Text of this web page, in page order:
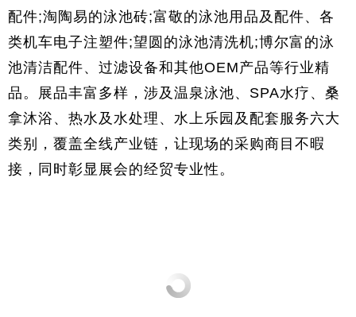
配件;淘陶易的泳池砖;富敬的泳池用品及配件、各
类机车电子注塑件;望圆的泳池清洗机;博尔富的泳
池清洁配件、过滤设备和其他OEM产品等行业精
品。展品丰富多样，涉及温泉泳池、SPA水疗、桑
拿沐浴、热水及水处理、水上乐园及配套服务六大
类别，覆盖全线产业链，让现场的采购商目不暇
接，同时彰显展会的经贸专业性。